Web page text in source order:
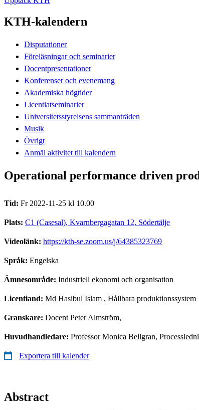
KTH-kalendern
Disputationer
Föreläsningar och seminarier
Docentpresentationer
Konferenser och evenemang
Akademiska högtider
Licentiatseminarier
Universitetsstyrelsens sammanträden
Musik
Övrigt
Anmäl aktivitet till kalendern
Operational performance driven
Tid: Fr 2022-11-25 kl 10.00
Plats: C1 (Casesal), Kvarnbergagatan 12, Södertälje
Videolänk: https://kth-se.zoom.us/j/64385323769
Språk: Engelska
Ämnesområde: Industriell ekonomi och organisation
Licentiand: Md Hasibul Islam , Hållbara produktionssystem
Granskare: Docent Peter Almström,
Huvudhandledare: Professor Monica Bellgran,
Exportera till kalender
Abstract